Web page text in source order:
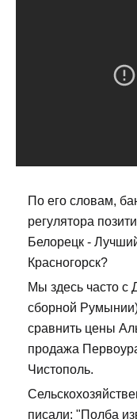
По его словам,
регулятора
Белорецк -
Красногорск?
Мы здесь часто
сборной
сравнить цены
продажа
Чистополь.
писали: "Полба